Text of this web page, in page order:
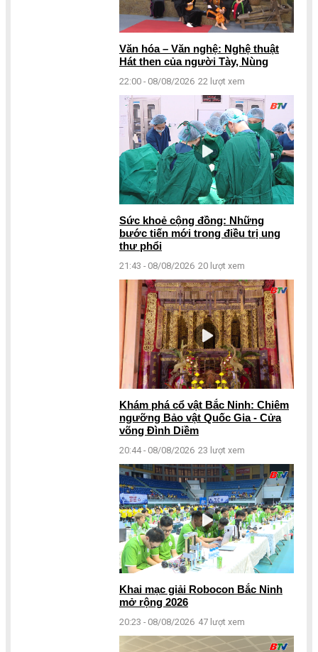
Văn hóa – Văn nghệ: Nghệ thuật
Hát then của người Tày, Nùng
22:00 - 08/08/2026 22 lượt xem
Sức khoẻ cộng đồng: Những
bước tiến mới trong điều trị ung
thư phổi
21:43 - 08/08/2026 20 lượt xem
Khám phá cổ vật Bắc Ninh: Chiêm
ngưỡng Bảo vật Quốc Gia - Cửa
võng Đình Diềm
20:44 - 08/08/2026 23 lượt xem
Khai mạc giải Robocon Bắc Ninh
mở rộng 2026
20:23 - 08/08/2026 47 lượt xem